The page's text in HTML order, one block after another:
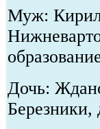
Муж:
Дочь:
Березники,